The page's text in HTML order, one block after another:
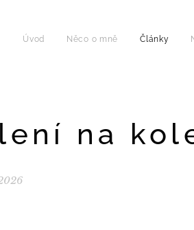
Úvod Něco o mně Články
na